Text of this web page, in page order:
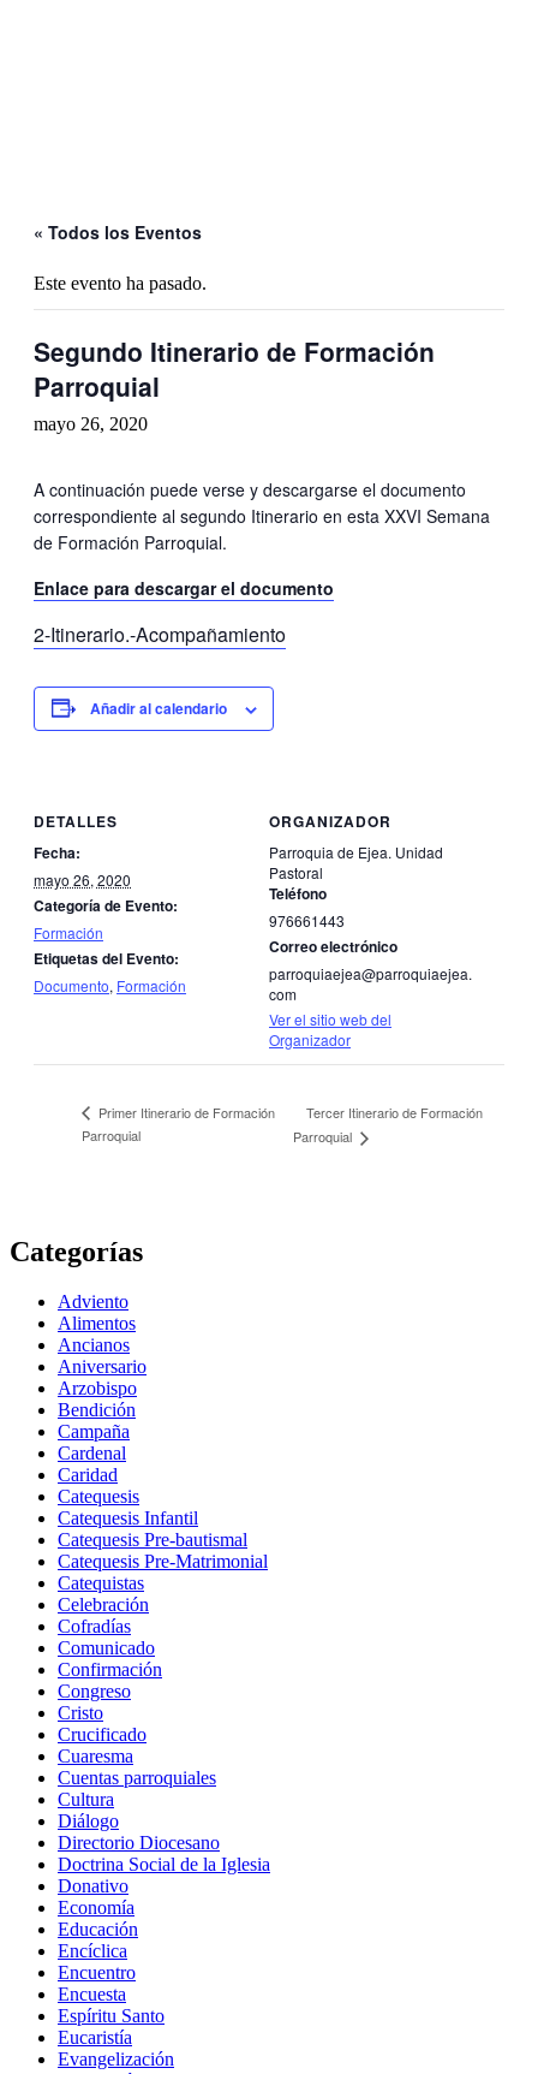
« Todos los Eventos
Este evento ha pasado.
Segundo Itinerario de Formación
Parroquial
mayo 26, 2020
A continuación puede verse y descargarse el documento
correspondiente al segundo Itinerario en esta XXVI Semana
de Formación Parroquial.
Enlace para descargar el documento
2-Itinerario.-Acompañamiento
Añadir al calendario
DETALLES
Fecha:
mayo 26, 2020
Categoría de Evento:
Formación
Etiquetas del Evento:
Documento, Formación
ORGANIZADOR
Parroquia de Ejea. Unidad
Pastoral
Teléfono
976661443
Correo electrónico
parroquiaejea@parroquiaejea.
com
Ver el sitio web del
Organizador
Primer Itinerario de Formación
Parroquial
Tercer Itinerario de Formación
Parroquial
Categorías
Adviento
Alimentos
Ancianos
Aniversario
Arzobispo
Bendición
Campaña
Cardenal
Caridad
Catequesis
Catequesis Infantil
Catequesis Pre-bautismal
Catequesis Pre-Matrimonial
Catequistas
Celebración
Cofradías
Comunicado
Confirmación
Congreso
Cristo
Crucificado
Cuaresma
Cuentas parroquiales
Cultura
Diálogo
Directorio Diocesano
Doctrina Social de la Iglesia
Donativo
Economía
Educación
Encíclica
Encuentro
Encuesta
Espíritu Santo
Eucaristía
Evangelización